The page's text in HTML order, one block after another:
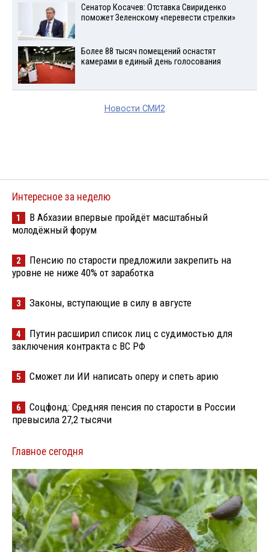
Сенатор Косачев: Отставка Свириденко
поможет Зеленскому «перевести стрелки»
Более 88 тысяч помещений оснастят
камерами в единый день голосования
Новости СМИ2
Интересное за неделю
1
В Абхазии впервые пройдёт масштабный
молодёжный форум
2
Пенсию по старости предложили закрепить на
уровне не ниже 40% от заработка
3 Законы, вступающие в силу в августе
4
Путин расширил список лиц с судимостью для
заключения контракта с ВС РФ
5 Сможет ли ИИ написать оперу и спеть арию
6
Соцфонд: Средняя пенсия по старости в России
превысила 27,2 тысячи
Главное сегодня